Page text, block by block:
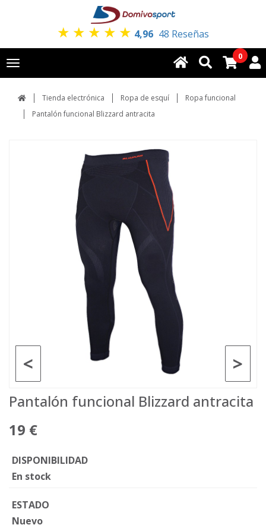
★ ★ ★ ★ ★ 4,96 48 Reseñas
Toggle
navigation
0
Tienda electrónica Ropa de esquí
Ropa funcional
Pantalón funcional Blizzard antracita
>
<
Pantalón funcional Blizzard antracita
19 €
DISPONIBILIDAD
En stock
ESTADO
Nuevo